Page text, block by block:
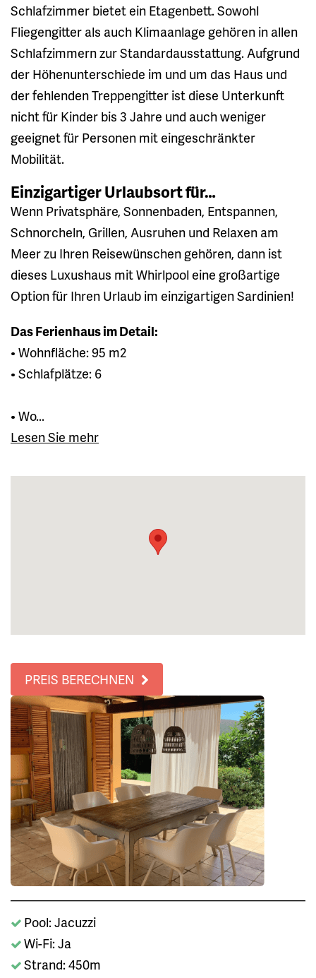
Schlafzimmer bietet ein Etagenbett. Sowohl
Fliegengitter als auch Klimaanlage gehören in allen
Schlafzimmern zur Standardausstattung. Aufgrund
der Höhenunterschiede im und um das Haus und
der fehlenden Treppengitter ist diese Unterkunft
nicht für Kinder bis 3 Jahre und auch weniger
geeignet für Personen mit eingeschränkter
Mobilität.
Einzigartiger Urlaubsort für…
Wenn Privatsphäre, Sonnenbaden, Entspannen,
Schnorcheln, Grillen, Ausruhen und Relaxen am
Meer zu Ihren Reisewünschen gehören, dann ist
dieses Luxushaus mit Whirlpool eine großartige
Option für Ihren Urlaub im einzigartigen Sardinien!
Das Ferienhaus im Detail:
• Wohnfläche: 95 m2
• Schlafplätze: 6
• Wo...
Lesen Sie mehr
PREIS BERECHNEN
Pool: Jacuzzi
Wi-Fi: Ja
Strand: 450m